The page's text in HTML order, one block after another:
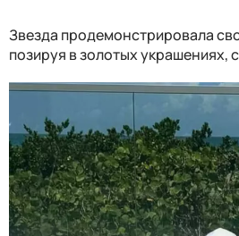
Звезда продемонстрировала
позируя в золотых украшениях,